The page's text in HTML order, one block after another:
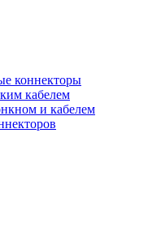
коннекторы
кабелем
и кабелем